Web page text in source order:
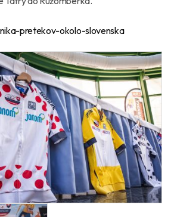
pretekov-okolo-slovenska